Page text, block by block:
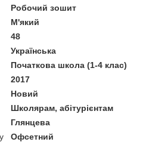
Робочий зошит
М'який
48
Українська
Початкова школа (1-4 клас)
2017
Новий
Школярам, абітурієнтам
Глянцева
Офсетний